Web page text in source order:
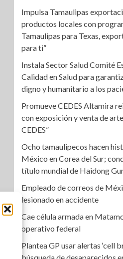
Impulsa Tamaulipas
productos locales con
Tamaulipas para Texas,
para ti”
Instala Sector Salud Comité
Calidad en Salud para
digno y humanitario a los
Promueve CEDES Altamira
con exposición y venta de
CEDES”
Ocho tamaulipecos hacen
México en Corea del Sur;
título mundial de Haidong
Empleado de correos de
lesionado en accidente
Cae célula armada en
operativo federal
Plantea GP usar alertas ‘cell